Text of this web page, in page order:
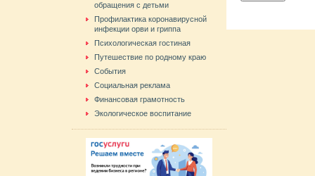
обращения с детьми
Профилактика коронавирусной
инфекции орви и гриппа
Психологическая гостиная
Путешествие по родному краю
События
Социальная реклама
Финансовая грамотность
Экологическое воспитание